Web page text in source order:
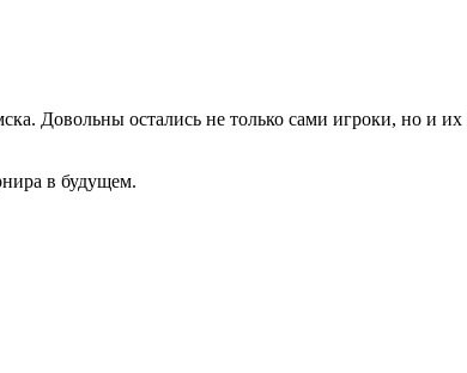
Довольны остались не только сами игроки, но и
в будущем.